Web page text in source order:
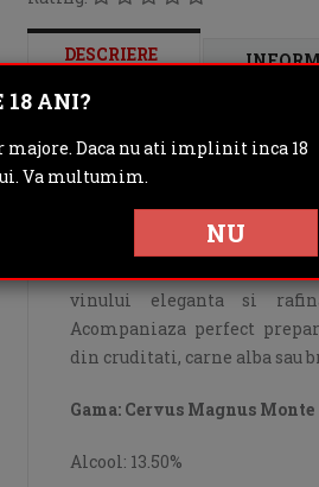
DESCRIERE
OPINII (0)
Vin roze, sec, de culoarea
soiul Cabernet
usori, completat de arome
textura foarte delicata cu
vinului eleganta si
Acompaniaza perfect
din cruditati, carne alba sau
Gama: Cervus Magnus Monte
Alcool: 13.50%
18 ANI?
majore. Daca nu ati implinit inca 18
Va multumim.
NU